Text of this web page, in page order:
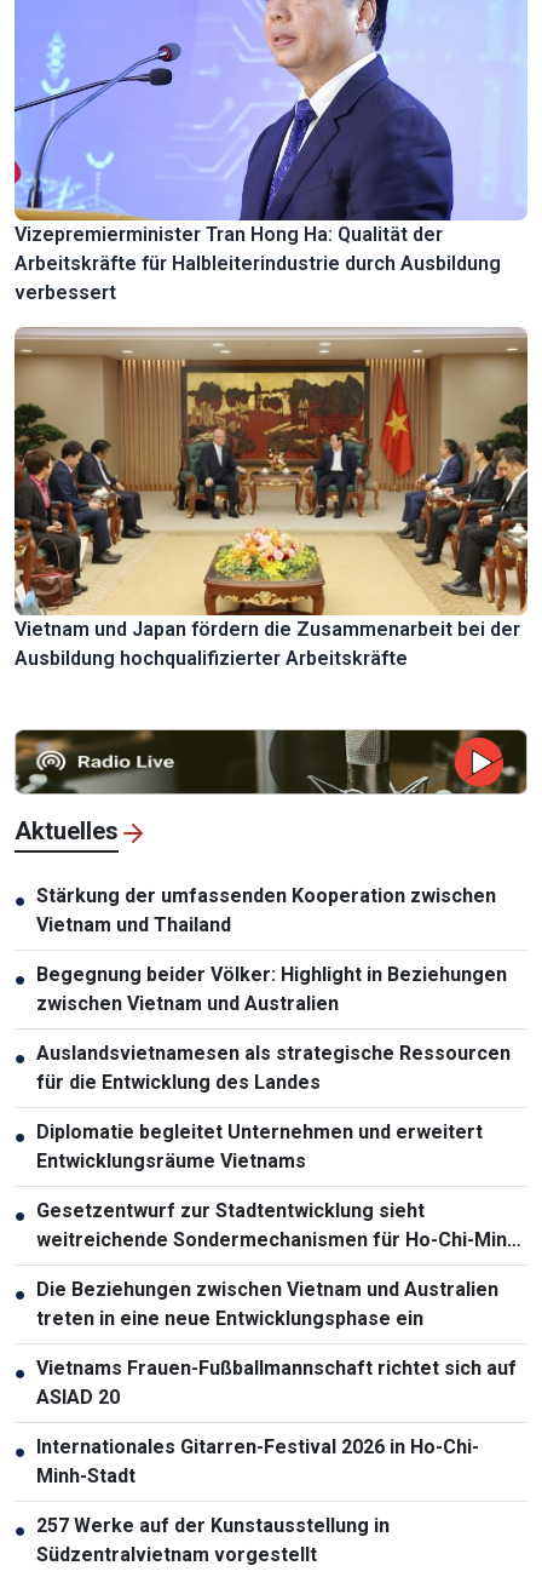
Vizepremierminister Tran Hong Ha: Qualität der
Arbeitskräfte für Halbleiterindustrie durch Ausbildung
verbessert
Vietnam und Japan fördern die Zusammenarbeit bei der
Ausbildung hochqualifizierter Arbeitskräfte
Aktuelles
● Stärkung der umfassenden Kooperation zwischen
Vietnam und Thailand
●
Begegnung beider Völker: Highlight in Beziehungen
zwischen Vietnam und Australien
● Auslandsvietnamesen als strategische Ressourcen
für die Entwicklung des Landes
●
Diplomatie begleitet Unternehmen und erweitert
Entwicklungsräume Vietnams
● Gesetzentwurf zur Stadtentwicklung sieht
weitreichende Sondermechanismen für Ho-Chi-Minh-
Stadt vor
●
Die Beziehungen zwischen Vietnam und Australien
treten in eine neue Entwicklungsphase ein
● Vietnams Frauen-Fußballmannschaft richtet sich auf
ASIAD 20
●
Internationales Gitarren-Festival 2026 in Ho-Chi-
Minh-Stadt
● 257 Werke auf der Kunstausstellung in
Südzentralvietnam vorgestellt